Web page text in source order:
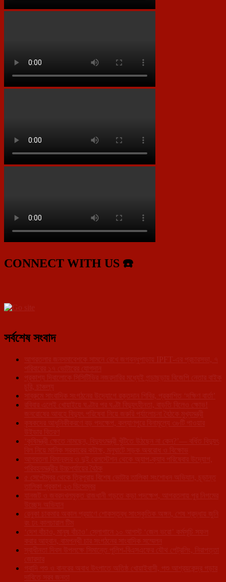
CONNECT WITH US ☎️
সর্বশেষ সংবাদ
আগরতলার জনসমাবেশকে সামনে রেখে জগবন্ধুপাড়ায় IPFT-এর প্রচারসভা, ৭
পরিবারের ১৭ ভোটারের যোগদান
প্রকাশ্য দিবালোকে সিসিটিভির নজরদারির মধ্যেই গন্ডাছড়ায় বিজেপি নেতার বাইক
চুরি, চাঞ্চল্য
সাব্রুমে সাংবাদিক সংগঠনের উদ্যোগে রক্তদান শিবির, প্রকাশিত ‘দক্ষিণ বার্তা’
রবিবার এলেই খোয়াইয়ে ঘণ্টার পর ঘণ্টা বিদ্যুৎহীনতা, বাড়তি বিলেও ক্ষোভ!
জনরোষের আবহে বিদ্যুৎ পরিষেবা নিয়ে জরুরি পর্যালোচনা বৈঠকে মুখ্যমন্ত্রী
কৃষকদের আধুনিকীকরণে বড় পদক্ষেপ, কল্যাণপুরে বিনামূল্যে ৩৮টি পাওয়ার
উইডার বিতরণ
‘কৃষিমন্ত্রী ক্ষেতে নামছেন, বিদ্যুৎমন্ত্রী খুঁটিতে উঠছেন না কেন?’— বর্ধিত বিদ্যুৎ
বিল নিয়ে মানিক সরকারের কটাক্ষ, মনুঘাটে সড়ক অবরোধ ও বিক্ষোভ
আগরতলা বিমানবন্দর ও দুই রেলস্টেশন থেকে অ্যাপ-ক্যাব পরিষেবার উদ্যোগ,
পরিবহনমন্ত্রীর উচ্চপর্যায়ের বৈঠক
৫ সেপ্টেম্বর থেকে ত্রিপুরায় বিশেষ ভোটার তালিকা সংশোধন অভিযান, চূড়ান্ত
তালিকা প্রকাশ ২৩ ডিসেম্বর
যানজট ও জবরদখলমুক্ত রাজধানী গড়তে কড়া পদক্ষেপ, আগরতলায় পুর নিগমের
উচ্ছেদ অভিযান
রেনুকা চাকমার অকাল প্রয়াণে শোকস্তব্ধ সাংস্কৃতিক অঙ্গন, শেষ শ্রদ্ধায় জুনি
রং ঢং কালচারাল টিম
‘দেশ বাঁচাও, মানুষ বাঁচাও’ স্লোগানে ১০ আগস্ট ‘জেল ভরো’ কর্মসূচি সফল
করার আহ্বান, বামপন্থী চার সংগঠনের সাংবাদিক সম্মেলন
স্বাধীনতা দিবস উপলক্ষে সিমান্তে পুলিশ-বিএসএফের যৌথ পেট্রলিং, নিরাপত্তা
জোরদার
গবাদি পশু ও বানরের অবাধ উৎপাতে অতিষ্ঠ খোয়াইবাসী, পশু আশ্রয়কেন্দ্র গড়ার
দাবিতে সরব জনতা